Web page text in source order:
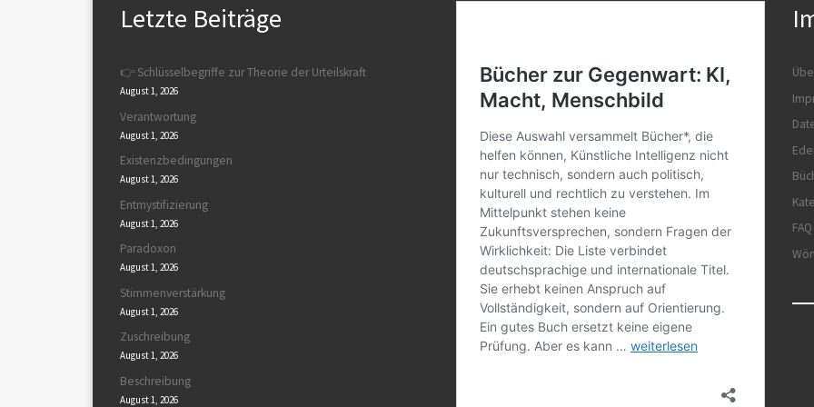
Letzte Beiträge
👉 Schlüsselbegriffe zur Theorie der Urteilskraft
August 1, 2026
Verantwortung
August 1, 2026
Existenzbedingungen
August 1, 2026
Entmystifizierung
August 1, 2026
Paradoxon
August 1, 2026
Stimmenverstärkung
August 1, 2026
Zuschreibung
August 1, 2026
Beschreibung
August 1, 2026